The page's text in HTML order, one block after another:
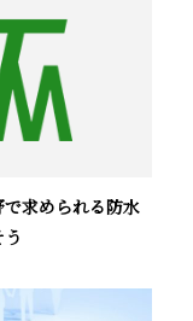
で求められる防水